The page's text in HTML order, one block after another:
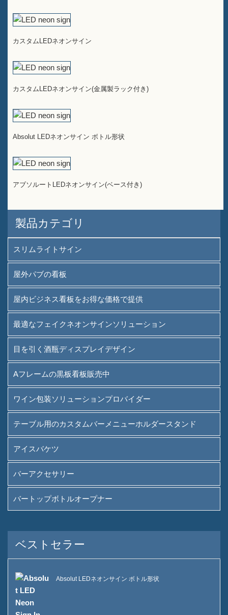
カスタムLEDネオンサイン
カスタムLEDネオンサイン(金属製ラック付き)
Absolut LEDネオンサイン ボトル形状
アブソルートLEDネオンサイン(ベース付き)
製品カテゴリ
スリムライトサイン
屋外パブの看板
屋内ビジネス看板をお得な価格で提供
最適なフェイクネオンサインソリューション
目を引く酒瓶ディスプレイデザイン
Aフレームの黒板看板販売中
ワイン包装ソリューションプロバイダー
テーブル用のカスタムバーメニューホルダースタンド
アイスバケツ
バーアクセサリー
バートップボトルオープナー
ベストセラー
Absolut LEDネオンサイン ボトル形状